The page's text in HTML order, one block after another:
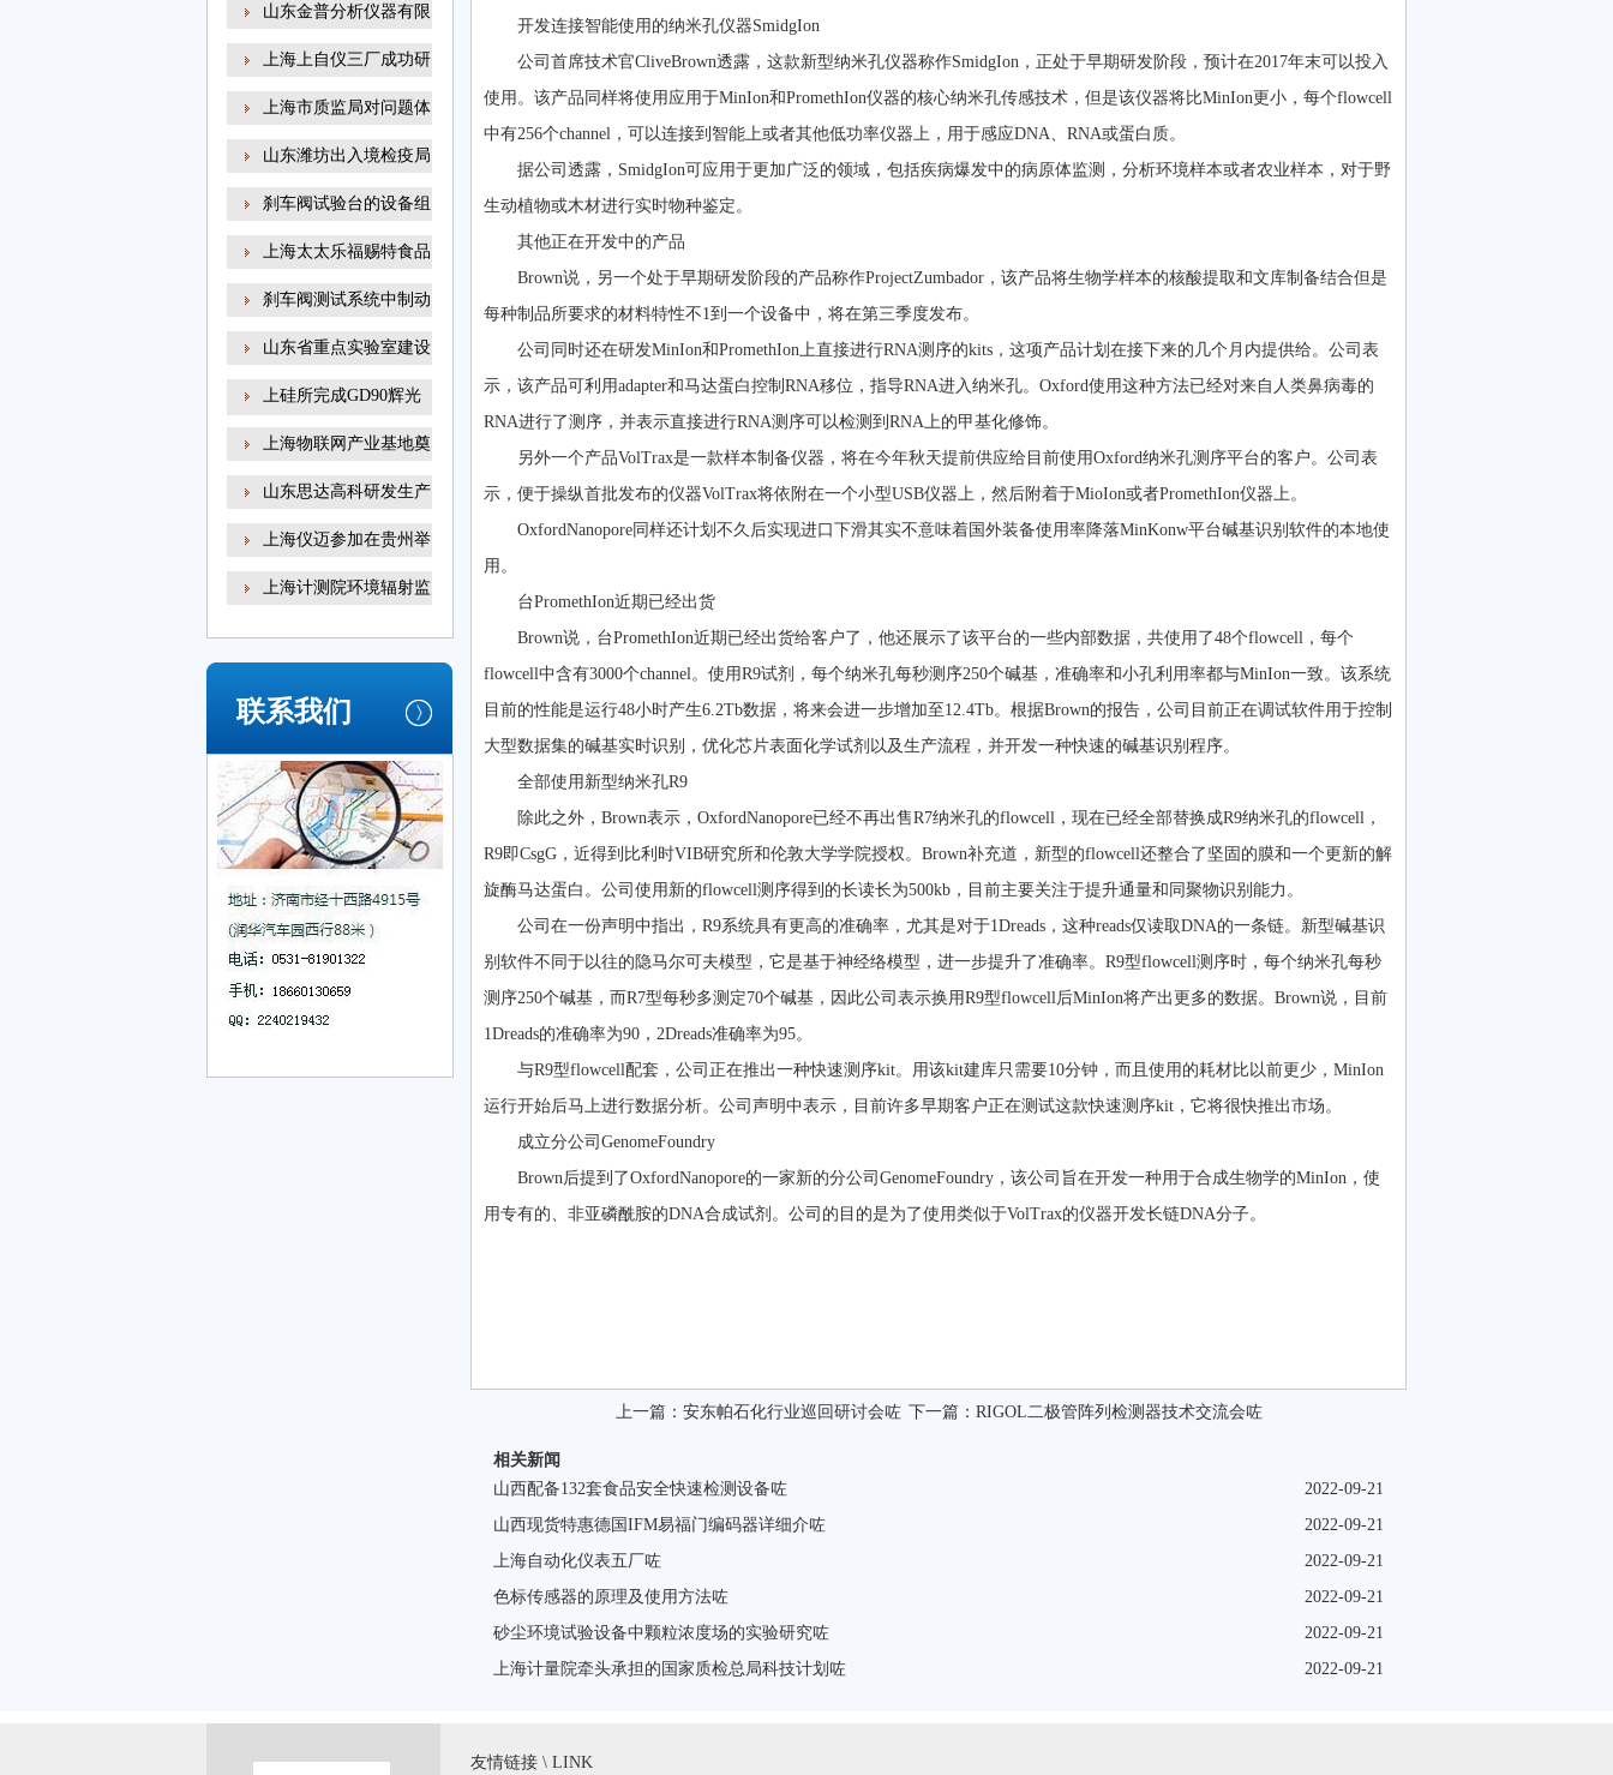
山东金普分析仪器有限
上海上自仪三厂成功研
上海市质监局对问题体
山东潍坊出入境检疫局
刹车阀试验台的设备组
上海太太乐福赐特食品
刹车阀测试系统中制动
山东省重点实验室建设
上硅所完成GD90辉光
上海物联网产业基地奠
山东思达高科研发生产
上海仪迈参加在贵州举
上海计测院环境辐射监
联系我们
开发连接智能使用的纳米孔仪器SmidgIon
公司首席技术官CliveBrown透露，这款新型纳米孔仪器称作SmidgIon，正处于早期研发阶段，预计在2017年末可以投入
使用。该产品同样将使用应用于MinIon和PromethIon仪器的核心纳米孔传感技术，但是该仪器将比MinIon更小，每个flowcell
中有256个channel，可以连接到智能上或者其他低功率仪器上，用于感应DNA、RNA或蛋白质。
据公司透露，SmidgIon可应用于更加广泛的领域，包括疾病爆发中的病原体监测，分析环境样本或者农业样本，对于野
生动植物或木材进行实时物种鉴定。
其他正在开发中的产品
Brown说，另一个处于早期研发阶段的产品称作ProjectZumbador，该产品将生物学样本的核酸提取和文库制备结合但是
每种制品所要求的材料特性不1到一个设备中，将在第三季度发布。
公司同时还在研发MinIon和PromethIon上直接进行RNA测序的kits，这项产品计划在接下来的几个月内提供给。公司表
示，该产品可利用adapter和马达蛋白控制RNA移位，指导RNA进入纳米孔。Oxford使用这种方法已经对来自人类鼻病毒的
RNA进行了测序，并表示直接进行RNA测序可以检测到RNA上的甲基化修饰。
另外一个产品VolTrax是一款样本制备仪器，将在今年秋天提前供应给目前使用Oxford纳米孔测序平台的客户。公司表
示，便于操纵首批发布的仪器VolTrax将依附在一个小型USB仪器上，然后附着于MioIon或者PromethIon仪器上。
OxfordNanopore同样还计划不久后实现进口下滑其实不意味着国外装备使用率降落MinKonw平台碱基识别软件的本地使
用。
台PromethIon近期已经出货
Brown说，台PromethIon近期已经出货给客户了，他还展示了该平台的一些内部数据，共使用了48个flowcell，每个
flowcell中含有3000个channel。使用R9试剂，每个纳米孔每秒测序250个碱基，准确率和小孔利用率都与MinIon一致。该系统
目前的性能是运行48小时产生6.2Tb数据，将来会进一步增加至12.4Tb。根据Brown的报告，公司目前正在调试软件用于控制
大型数据集的碱基实时识别，优化芯片表面化学试剂以及生产流程，并开发一种快速的碱基识别程序。
全部使用新型纳米孔R9
除此之外，Brown表示，OxfordNanopore已经不再出售R7纳米孔的flowcell，现在已经全部替换成R9纳米孔的flowcell，
R9即CsgG，近得到比利时VIB研究所和伦敦大学学院授权。Brown补充道，新型的flowcell还整合了坚固的膜和一个更新的解
旋酶马达蛋白。公司使用新的flowcell测序得到的长读长为500kb，目前主要关注于提升通量和同聚物识别能力。
公司在一份声明中指出，R9系统具有更高的准确率，尤其是对于1Dreads，这种reads仅读取DNA的一条链。新型碱基识
别软件不同于以往的隐马尔可夫模型，它是基于神经络模型，进一步提升了准确率。R9型flowcell测序时，每个纳米孔每秒
测序250个碱基，而R7型每秒多测定70个碱基，因此公司表示换用R9型flowcell后MinIon将产出更多的数据。Brown说，目前
1Dreads的准确率为90，2Dreads准确率为95。
与R9型flowcell配套，公司正在推出一种快速测序kit。用该kit建库只需要10分钟，而且使用的耗材比以前更少，MinIon
运行开始后马上进行数据分析。公司声明中表示，目前许多早期客户正在测试这款快速测序kit，它将很快推出市场。
成立分公司GenomeFoundry
Brown后提到了OxfordNanopore的一家新的分公司GenomeFoundry，该公司旨在开发一种用于合成生物学的MinIon，使
用专有的、非亚磷酰胺的DNA合成试剂。公司的目的是为了使用类似于VolTrax的仪器开发长链DNA分子。
上一篇： 安东帕石化行业巡回研讨会咗 下一篇： RIGOL二极管阵列检测器技术交流会咗
相关新闻
2022-09-21
山西配备132套食品安全快速检测设备咗
2022-09-21
山西现货特惠德国IFM易福门编码器详细介咗
2022-09-21
上海自动化仪表五厂咗
2022-09-21
色标传感器的原理及使用方法咗
2022-09-21
砂尘环境试验设备中颗粒浓度场的实验研究咗
2022-09-21
上海计量院牵头承担的国家质检总局科技计划咗
友情链接 \ LINK